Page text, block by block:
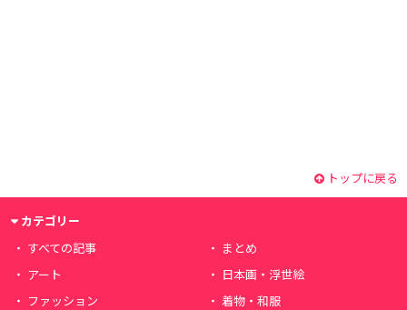
トップに戻る
カテゴリー
すべての記事
まとめ
アート
日本画・浮世絵
ファッション
着物・和服